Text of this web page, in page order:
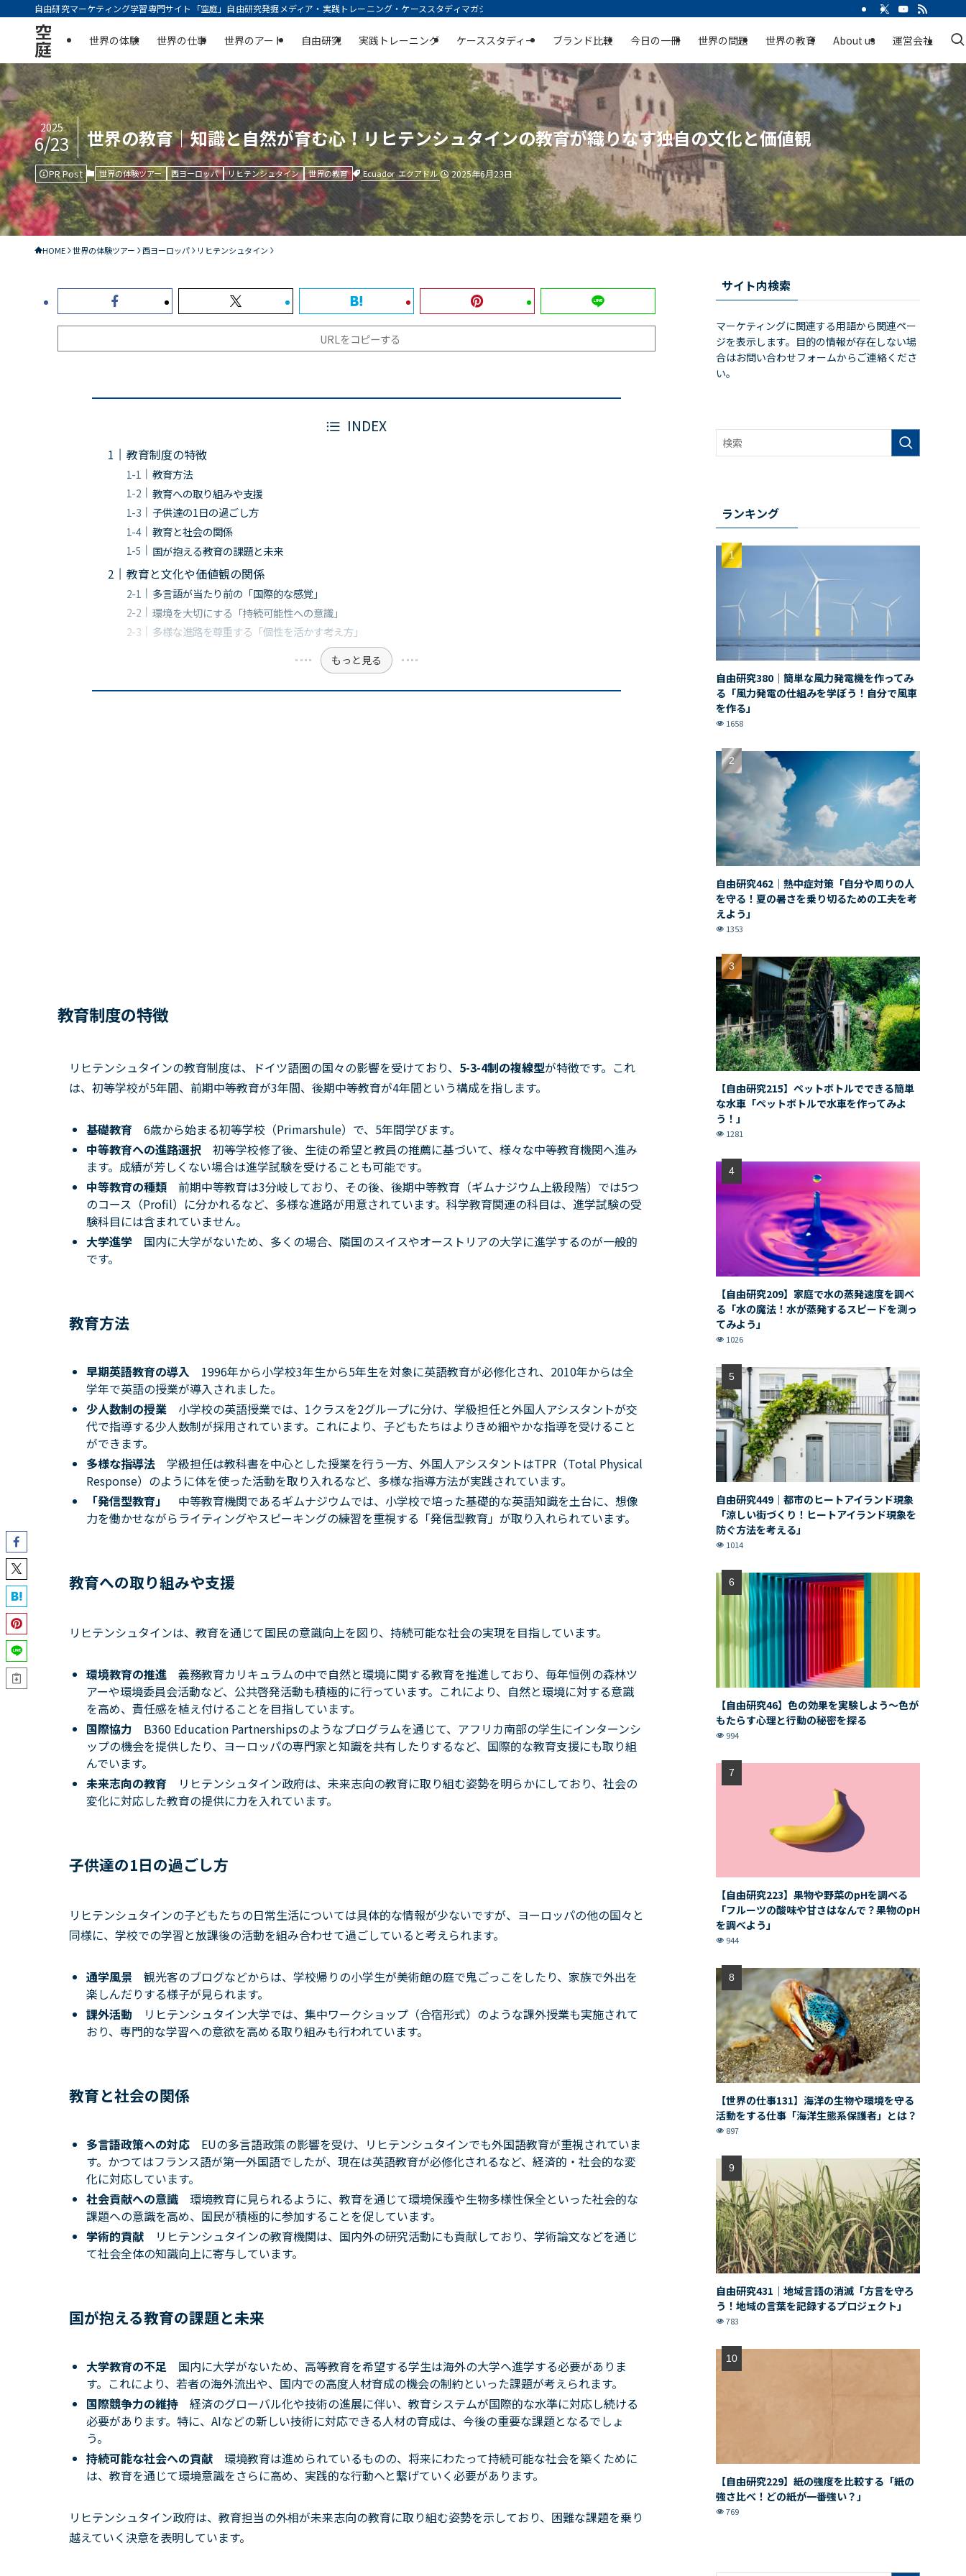
自由研究マーケティング学習専門サイト「空庭」自由研究発掘メディア・実践トレーニング・ケーススタディマガジン | 空庭
空
庭 世界の体験 世界の仕事 世界のアート 自由研究 実践トレーニング ケーススタディー ブランド比較 今日の一冊 世界の問題 世界の教育 About us 運営会社
世界の教育｜知識と自然が育む心！リヒテンシュタインの教育が織りなす独自の文化と価値観
2025
6/23
PR Post 世界の体験ツアー 西ヨーロッパ リヒテンシュタイン 世界の教育 Ecuador エクアドル 2025年6月23日
HOME 世界の体験ツアー 西ヨーロッパ リヒテンシュタイン
URLをコピーする
INDEX
教育制度の特徴
教育方法
教育への取り組みや支援
子供達の1日の過ごし方
教育と社会の関係
国が抱える教育の課題と未来
教育と文化や価値観の関係
多言語が当たり前の「国際的な感覚」
環境を大切にする「持続可能性への意識」
多様な進路を尊重する「個性を活かす考え方」
もっと見る
教育制度の特徴
リヒテンシュタインの教育制度は、ドイツ語圏の国々の影響を受けており、 5-3-4制の複線型が特徴です。これ
は、初等学校が5年間、前期中等教育が3年間、後期中等教育が4年間という構成を指します。
基礎教育 6歳から始まる初等学校（Primarshule）で、5年間学びます。
中等教育への進路選択 初等学校修了後、生徒の希望と教員の推薦に基づいて、様々な中等教育機関へ進み
ます。成績が芳しくない場合は進学試験を受けることも可能です。
中等教育の種類 前期中等教育は3分岐しており、その後、後期中等教育（ギムナジウム上級段階）では5つ
のコース（Profil）に分かれるなど、多様な進路が用意されています。科学教育関連の科目は、進学試験の受
験科目には含まれていません。
大学進学 国内に大学がないため、多くの場合、隣国のスイスやオーストリアの大学に進学するのが一般的
です。
教育方法
早期英語教育の導入 1996年から小学校3年生から5年生を対象に英語教育が必修化され、2010年からは全
学年で英語の授業が導入されました。
少人数制の授業 小学校の英語授業では、1クラスを2グループに分け、学級担任と外国人アシスタントが交
代で指導する少人数制が採用されています。これにより、子どもたちはよりきめ細やかな指導を受けること
ができます。
多様な指導法 学級担任は教科書を中心とした授業を行う一方、外国人アシスタントはTPR（Total Physical
Response）のように体を使った活動を取り入れるなど、多様な指導方法が実践されています。
「発信型教育」 中等教育機関であるギムナジウムでは、小学校で培った基礎的な英語知識を土台に、想像
力を働かせながらライティングやスピーキングの練習を重視する「発信型教育」が取り入れられています。
教育への取り組みや支援
リヒテンシュタインは、教育を通じて国民の意識向上を図り、持続可能な社会の実現を目指しています。
環境教育の推進 義務教育カリキュラムの中で自然と環境に関する教育を推進しており、毎年恒例の森林ツ
アーや環境委員会活動など、公共啓発活動も積極的に行っています。これにより、自然と環境に対する意識
を高め、責任感を植え付けることを目指しています。
国際協力 B360 Education Partnershipsのようなプログラムを通じて、アフリカ南部の学生にインターンシ
ップの機会を提供したり、ヨーロッパの専門家と知識を共有したりするなど、国際的な教育支援にも取り組
んでいます。
未来志向の教育
リヒテンシュタイン政府は、未来志向の教育に取り組む姿勢を明らかにしており、社会の
変化に対応した教育の提供に力を入れています。
子供達の1日の過ごし方
リヒテンシュタインの子どもたちの日常生活については具体的な情報が少ないですが、ヨーロッパの他の国々と
同様に、学校での学習と放課後の活動を組み合わせて過ごしていると考えられます。
通学風景 観光客のブログなどからは、学校帰りの小学生が美術館の庭で鬼ごっこをしたり、家族で外出を
楽しんだりする様子が見られます。
課外活動
リヒテンシュタイン大学では、集中ワークショップ（合宿形式）のような課外授業も実施されて
おり、専門的な学習への意欲を高める取り組みも行われています。
教育と社会の関係
多言語政策への対応 EUの多言語政策の影響を受け、リヒテンシュタインでも外国語教育が重視されていま
す。かつてはフランス語が第一外国語でしたが、現在は英語教育が必修化されるなど、経済的・社会的な変
化に対応しています。
社会貢献への意識 環境教育に見られるように、教育を通じて環境保護や生物多様性保全といった社会的な
課題への意識を高め、国民が積極的に参加することを促しています。
学術的貢献
リヒテンシュタインの教育機関は、国内外の研究活動にも貢献しており、学術論文などを通じ
て社会全体の知識向上に寄与しています。
国が抱える教育の課題と未来
大学教育の不足 国内に大学がないため、高等教育を希望する学生は海外の大学へ進学する必要がありま
す。これにより、若者の海外流出や、国内での高度人材育成の機会の制約といった課題が考えられます。
国際競争力の維持 経済のグローバル化や技術の進展に伴い、教育システムが国際的な水準に対応し続ける
必要があります。特に、AIなどの新しい技術に対応できる人材の育成は、今後の重要な課題となるでしょ
う。
持続可能な社会への貢献 環境教育は進められているものの、将来にわたって持続可能な社会を築くために
は、教育を通じて環境意識をさらに高め、実践的な行動へと繋げていく必要があります。
リヒテンシュタイン政府は、教育担当の外相が未来志向の教育に取り組む姿勢を示しており、困難な課題を乗り
越えていく決意を表明しています。
サイト内検索
マーケティングに関連する用語から関連ペー
ジを表示します。目的の情報が存在しない場
合はお問い合わせフォームからご連絡くださ
い。
ランキング
自由研究380｜簡単な風力発電機を作ってみ
る「風力発電の仕組みを学ぼう！自分で風車
を作る」
1658
自由研究462｜熱中症対策「自分や周りの人
を守る！夏の暑さを乗り切るための工夫を考
えよう」
1353
【自由研究215】ペットボトルでできる簡単
な水車「ペットボトルで水車を作ってみよ
う！」
1281
【自由研究209】家庭で水の蒸発速度を調べ
る「水の魔法！水が蒸発するスピードを測っ
てみよう」
1026
自由研究449｜都市のヒートアイランド現象
「涼しい街づくり！ヒートアイランド現象を
防ぐ方法を考える」
1014
【自由研究46】色の効果を実験しよう〜色が
もたらす心理と行動の秘密を探る
994
【自由研究223】果物や野菜のpHを調べる
「フルーツの酸味や甘さはなんで？果物のpH
を調べよう」
944
【世界の仕事131】海洋の生物や環境を守る
活動をする仕事「海洋生態系保護者」とは？
897
自由研究431｜地域言語の消滅「方言を守ろ
う！地域の言葉を記録するプロジェクト」
783
【自由研究229】紙の強度を比較する「紙の
強さ比べ！どの紙が一番強い？」
769